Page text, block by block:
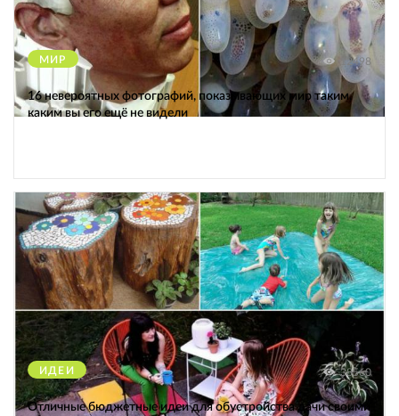
МИР 12498
16 невероятных фотографий, показывающих мир таким,
каким вы его ещё не видели
ИДЕИ 38560
Отличные бюджетные идеи для обустройства дачи своими